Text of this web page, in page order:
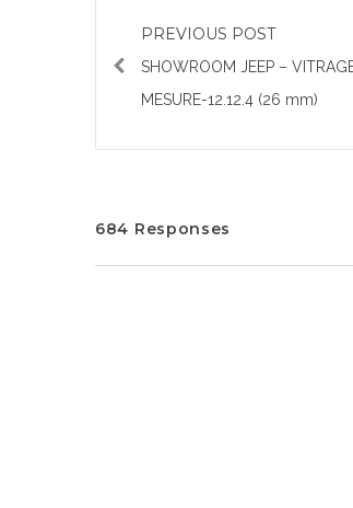
PREVIOUS POST
SHOWROOM JEEP –
MESURE-12.12.4 (26 mm)
684 Responses